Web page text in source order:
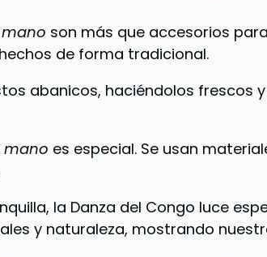
son más que accesorios
de forma tradicional.
abanicos, haciéndolos frescos y
mano es especial. Se usan
la Danza del Congo luce
y naturaleza, mostrando